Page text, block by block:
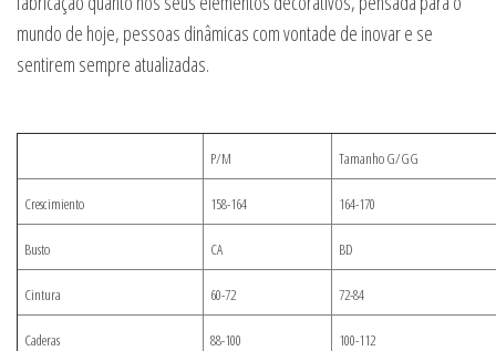
mundo de hoje, pessoas dinâmicas com vontade de inovar e se
sentirem sempre atualizadas.
P/M Tamanho G/GG
Crescimiento 158-164 164-170
Busto CA BD
Cintura 60-72 72-84
Caderas 88-100 100-112